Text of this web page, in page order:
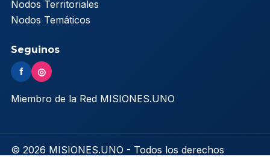
Nodos Territoriales
Nodos Temáticos
Seguinos
f ◎
Miembro de la Red MISIONES.UNO
© 2026 MISIONES.UNO - Todos los derechos